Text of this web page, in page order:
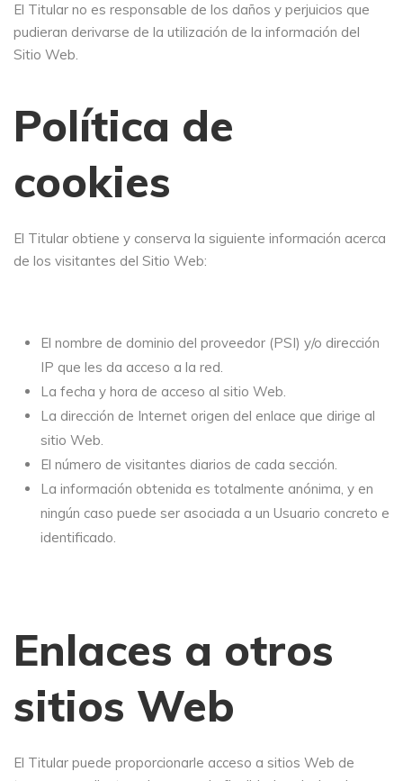
El Titular no es responsable de los daños y perjuicios que
pudieran derivarse de la utilización de la información del
Sitio Web.
Política de
cookies
El Titular obtiene y conserva la siguiente información acerca
de los visitantes del Sitio Web:
El nombre de dominio del proveedor (PSI) y/o dirección
IP que les da acceso a la red.
La fecha y hora de acceso al sitio Web.
La dirección de Internet origen del enlace que dirige al
sitio Web.
El número de visitantes diarios de cada sección.
La información obtenida es totalmente anónima, y en
ningún caso puede ser asociada a un Usuario concreto e
identificado.
Enlaces a otros
sitios Web
El Titular puede proporcionarle acceso a sitios Web de